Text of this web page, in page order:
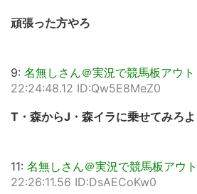
頑張った方やろ
9: 名無しさん＠実況で競馬板アウト
22:24:48.12 ID:Qw5E8MeZ0
T・森からJ・森イラに乗せてみろよ
11: 名無しさん＠実況で競馬板アウト
22:26:11.56 ID:DsAECoKw0